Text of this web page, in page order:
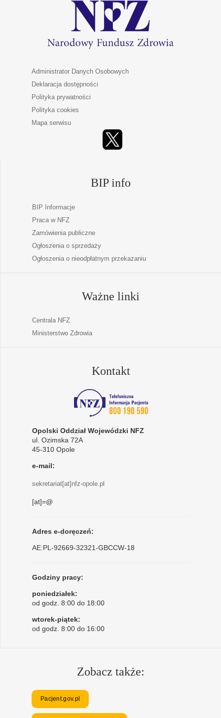
Administrator Danych Osobowych
Deklaracja dostępności
Polityka prywatności
Polityka cookies
Mapa serwisu
BIP info
BIP Informacje
Praca w NFZ
Zamówienia publiczne
Ogłoszenia o sprzedaży
Ogłoszenia o nieodpłatnym przekazaniu
Ważne linki
Centrala NFZ
Ministerstwo Zdrowia
Kontakt
Opolski Oddział Wojewódzki NFZ
ul. Ozimska 72A
45-310 Opole
e-mail:
sekretariat[at]nfz-opole.pl
[at]=@
Adres e-doręczeń:
AE:PL-92669-32321-GBCCW-18
Godziny pracy:
poniedziałek:
od godz. 8:00 do 18:00
wtorek-piątek:
od godz. 8:00 do 16:00
Zobacz także:
Pacjent.gov.pl